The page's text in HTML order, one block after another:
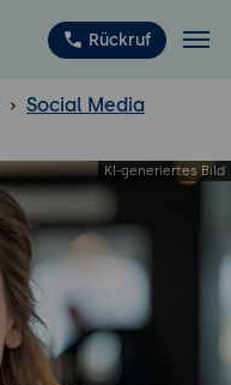
Rückruf
Social Media